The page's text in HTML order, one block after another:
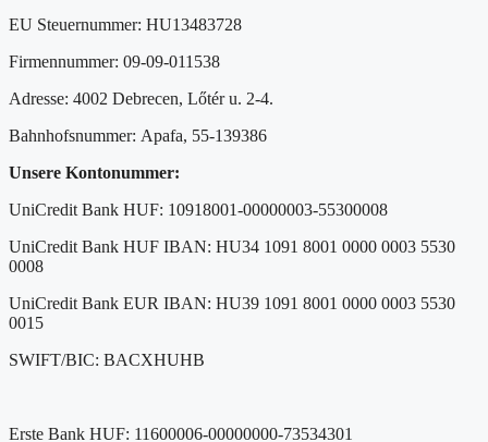
EU Steuernummer: HU13483728
Firmennummer: 09-09-011538
Adresse: 4002 Debrecen, Lőtér u. 2-4.
Bahnhofsnummer: Apafa, 55-139386
Unsere Kontonummer:
UniCredit Bank HUF: 10918001-00000003-55300008
UniCredit Bank HUF IBAN: HU34 1091 8001 0000 0003 5530
0008
UniCredit Bank EUR IBAN: HU39 1091 8001 0000 0003 5530
0015
SWIFT/BIC: BACXHUHB
Erste Bank HUF: 11600006-00000000-73534301